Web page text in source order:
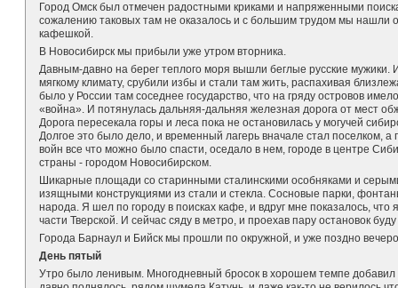
Город Омск был отмечен радостными криками и напряженными
сожалению таковых там не оказалось и с большим трудом мы нашли
кафешкой.
В Новосибирск мы прибыли уже утром вторника.
Давным-давно на берег теплого моря вышли беглые русские мужики.
мягкому климату, срубили избы и стали там жить, распахивая
было у России там соседнее государство, что на гряду островов
«война». И потянулась дальняя-дальняя железная дорога от мест
Дорога пересекала горы и леса пока не остановилась у могучей
Долгое это было дело, и временный лагерь вначале стал поселком,
войн все что можно было спасти, оседало в нем, городе в центре
страны - городом Новосибирском.
Шикарные площади со старинными сталинскими особняками и
изящными конструкциями из стали и стекла. Сосновые парки,
народа. Я шел по городу в поисках кафе, и вдруг мне показалось,
части Тверской. И сейчас сяду в метро, и проехав пару остановок
Города Барнаул и Бийск мы прошли по окружной, и уже поздно
День пятый
Утро было ленивым. Многодневный бросок в хорошем темпе добавил